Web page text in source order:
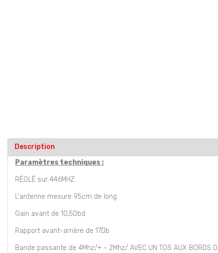
Description
Paramètres techniques :
RÉGLÉ sur 446MHZ
L'antenne mesure 95cm de long.
Gain avant de 10,5Dbd
Rapport avant-arrière de 17Db
Bande passante de 4Mhz/+ - 2Mhz/ AVEC UN TOS AUX BORDS